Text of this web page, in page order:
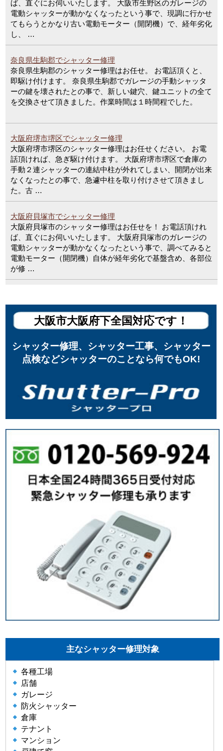
ば、直ぐにお伺いいたします。 大阪市生野区のガレージの
電動シャッターが動かなくなったという事で、現調に行かせ
てもらうとかなり古い電動モーター（開閉機）で、経年劣化
し、 …
奈良県生駒郡でシャッター修理
奈良県生駒郡のシャッター修理はお任せ。 お電話頂くと、
即駆け付けます。 奈良県生駒郡でガレージの手動シャッタ
ーの鍵を壊されたとの事で、新しい鍵穴、鍵ユニットの全て
を交換させて頂きました。作業時間は１時間程でした。
大阪府堺市堺区でシャッター修理
大阪府堺市堺区のシャッター修理はお任せください。 お電
話頂ければ、急ぎ駆け付けます。 大阪府堺市堺区で倉庫の
手動２連シャッターの連結中柱が外れてしまい、開閉が出来
なくなったとの事で、急遽中柱を取り付けさせて頂きまし
た。古 …
大阪府貝塚市でシャッター修理
大阪府貝塚市のシャッター修理はお任せを！ お電話頂けれ
ば、直ぐにお伺いいたします。 大阪府貝塚市のガレージの
電動シャッターが動かなくなったという事で、調べてみると
電動モーター（開閉機）自体が経年劣化で基盤含め、各部位
が修 …
大阪市大阪府下全国対応です！
シャッター修理、シャッター工事、シャッター
点検などシャッターのことなら何でもOK!
主なシャッター修理対象
各種工場
店舗
ガレージ
防火シャッター
倉庫
テナント
マンション